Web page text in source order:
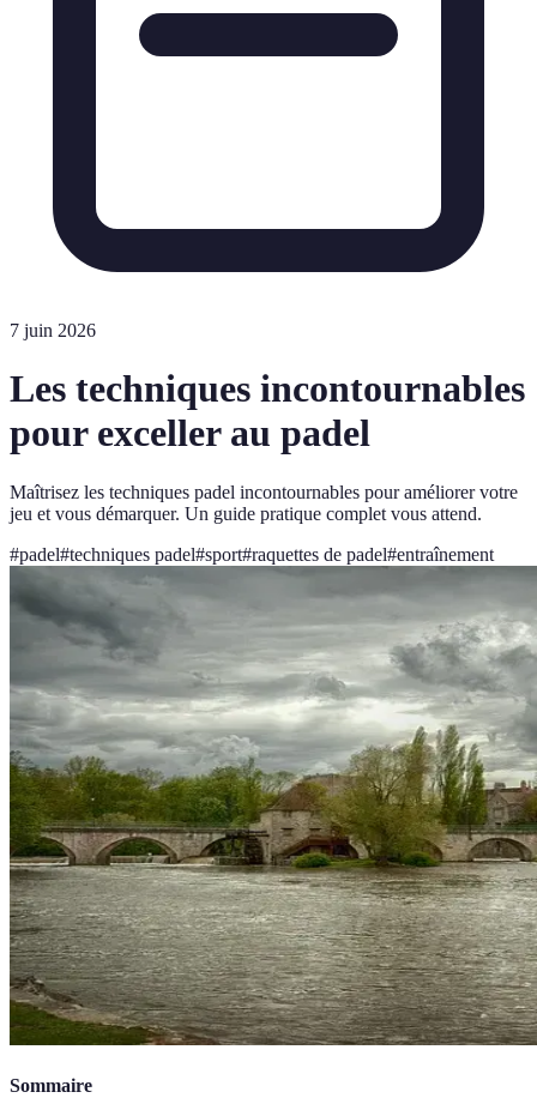
7 juin 2026
Les techniques incontournables
pour exceller au padel
Maîtrisez les techniques padel incontournables pour améliorer votre
jeu et vous démarquer. Un guide pratique complet vous attend.
#padel#techniques padel#sport#raquettes de padel#entraînement
Sommaire